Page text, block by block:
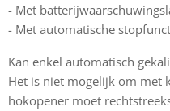
- Met
- Met automatische
Kan enkel automatisch
Het is niet mogelijk om met
hokopener moet